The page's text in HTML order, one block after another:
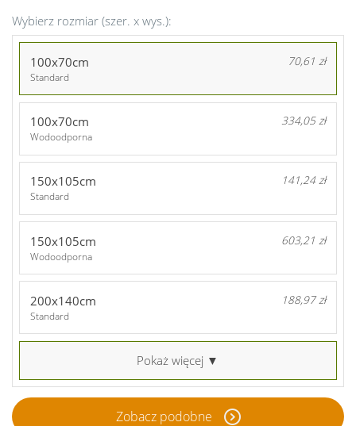
Wybierz rozmiar (szer. x wys.):
100x70cm 70,61 zł
Standard
100x70cm 334,05 zł
Wodoodporna
150x105cm 141,24 zł
Standard
150x105cm 603,21 zł
Wodoodporna
200x140cm 188,97 zł
Standard
Pokaż więcej ▼
Zobacz podobne